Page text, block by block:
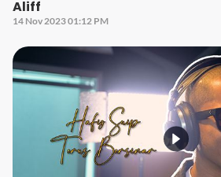
Aliff
14 Nov 2023 01:12 PM